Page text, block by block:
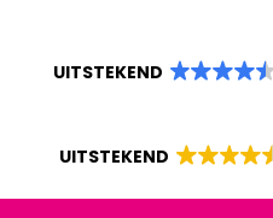
UITSTEKEND
UITSTEKEND